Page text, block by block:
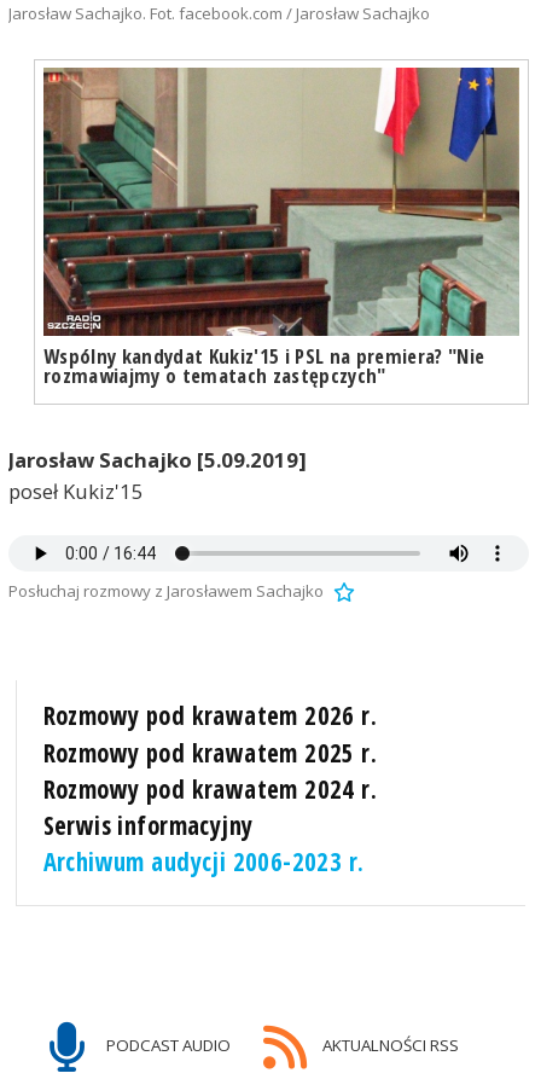
Jarosław Sachajko. Fot. facebook.com / Jarosław Sachajko
Wspólny kandydat Kukiz'15 i PSL na premiera? "Nie
rozmawiajmy o tematach zastępczych"
Jarosław Sachajko [5.09.2019]
poseł Kukiz'15
Posłuchaj rozmowy z Jarosławem Sachajko
Rozmowy pod krawatem 2026 r.
Rozmowy pod krawatem 2025 r.
Rozmowy pod krawatem 2024 r.
Serwis informacyjny
Archiwum audycji 2006-2023 r.
PODCAST AUDIO AKTUALNOŚCI RSS